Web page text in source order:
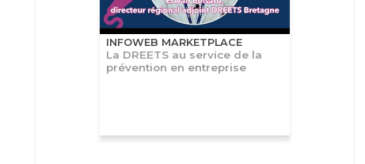
INFOWEB MARKETPLACE
La DREETS au service de la
prévention en entreprise